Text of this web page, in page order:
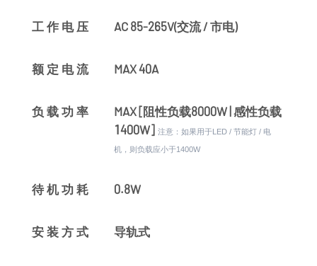
工作电压 AC 85-265V(交流 / 市电)
额定电流 MAX 40A
负载功率
MAX [阻性负载8000W | 感性负载
1400W] 注意：如果用于LED / 节能灯 / 电
机，则负载应小于1400W
待机功耗 0.8W
安装方式 导轨式